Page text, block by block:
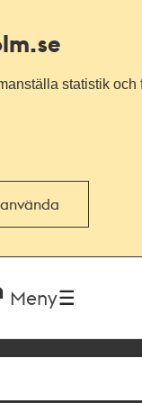
statistik och
Meny